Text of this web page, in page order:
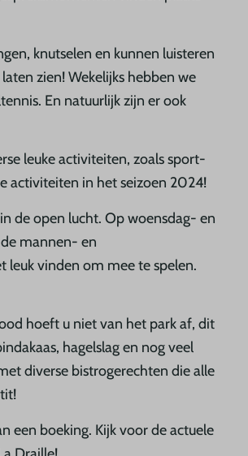
knutselen en kunnen luisteren
zien! Wekelijks hebben we
En natuurlijk zijn er ook
leuke activiteiten, zoals sport-
activiteiten in het seizoen 2024!
de open lucht. Op woensdag- en
mannen- en
leuk vinden om mee te spelen.
hoeft u niet van het park af, dit
hagelslag en nog veel
diverse bistrogerechten die alle
een boeking. Kijk voor de actuele